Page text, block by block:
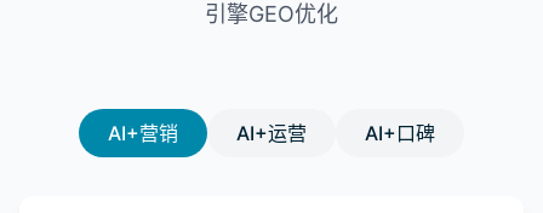
引擎GEO优化
AI+营销 AI+运营 AI+口碑